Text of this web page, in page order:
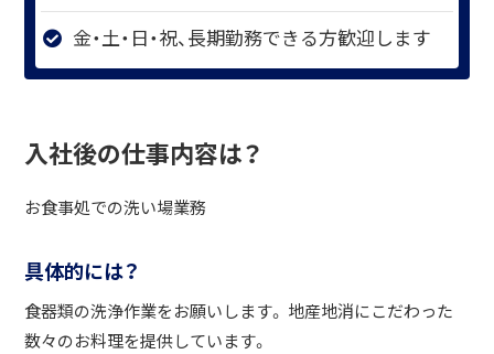
金・土・日・祝、長期勤務できる方歓迎します
入社後の仕事内容は？
お食事処での洗い場業務
具体的には？
食器類の洗浄作業をお願いします。 地産地消にこだわった
数々のお料理を提供しています。